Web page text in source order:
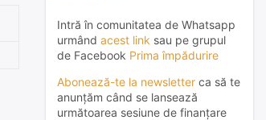
Intră în comunitatea de Whatsapp
urmând acest link sau pe grupul
de Facebook Prima împădurire
Abonează-te la newsletter ca să te
anunțăm când se lansează
următoarea sesiune de finanțare